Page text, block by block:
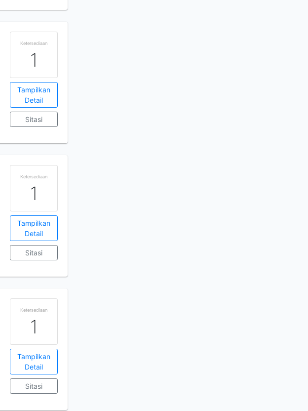
Ketersediaan
1
Tampilkan
Detail
Sitasi
Ketersediaan
1
Tampilkan
Detail
Sitasi
Ketersediaan
1
Tampilkan
Detail
Sitasi